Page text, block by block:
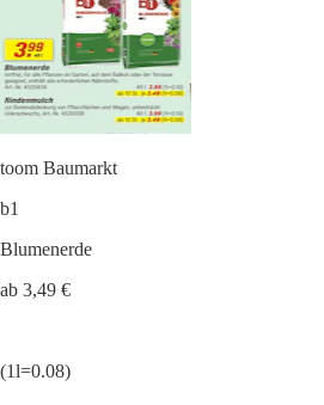
toom Baumarkt
b1
Blumenerde
ab 3,49 €
(1l=0.08)